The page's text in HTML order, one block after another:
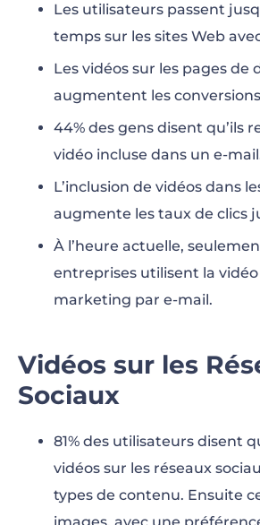
Les utilisateurs passent
temps sur les sites Web
Les vidéos sur les pages de
augmentent les conversions
44% des gens disent qu’ils
vidéo incluse dans un e-
L’inclusion de vidéos dans
augmente les taux de clics
À l’heure actuelle,
entreprises utilisent la vidéo
marketing par e-mail.
Vidéos sur les
Sociaux
81% des utilisateurs disent
vidéos sur les réseaux
types de contenu. Ensuite